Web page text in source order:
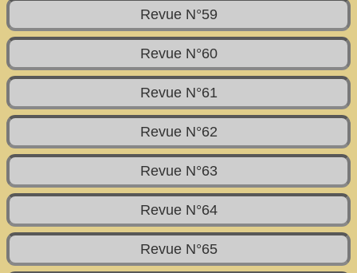
Revue N°59
Revue N°60
Revue N°61
Revue N°62
Revue N°63
Revue N°64
Revue N°65